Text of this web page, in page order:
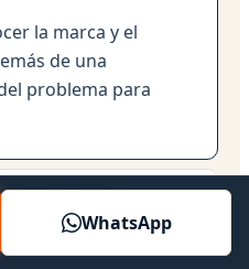
la marca y el
de una
problema para
urgencia?
WhatsApp